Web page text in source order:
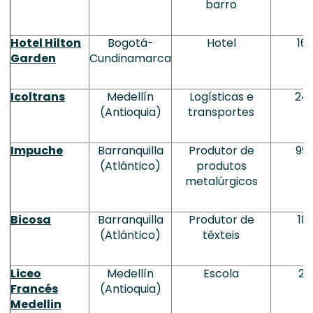
barro
Hotel Hilton
Garden
Bogotá-
Cundinamarca
Hotel
Icoltrans
Medellín
(Antioquia)
Logísticas e
transportes
Impuche
Barranquilla
(Atlántico)
Produtor de
produtos
metalúrgicos
Bicosa
Barranquilla
(Atlántico)
Produtor de
têxteis
Liceo
Francés
Medellin
Medellín
(Antioquia)
Escola